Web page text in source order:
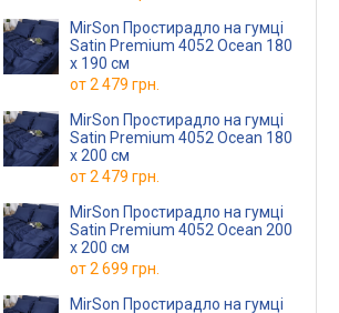
MirSon Простирадло на гумці
Satin Premium 4052 Ocean 180
х 190 см
от2 479 грн.
MirSon Простирадло на гумці
Satin Premium 4052 Ocean 180
х 200 см
от2 479 грн.
MirSon Простирадло на гумці
Satin Premium 4052 Ocean 200
х 200 см
от2 699 грн.
MirSon Простирадло на гумці